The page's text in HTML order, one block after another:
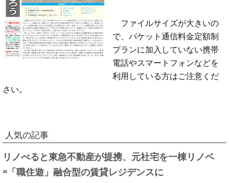
ファイルサイズが大きいの
で、パケット通信料金定額制
プランに加入していない携帯
電話やスマートフォンなどを
利用している方はご注意くだ
さい。
人気の記事
リノべると東急不動産が提携、元社宅を一棟リノベ
=「職住遊」融合型の賃貸レジデンスに